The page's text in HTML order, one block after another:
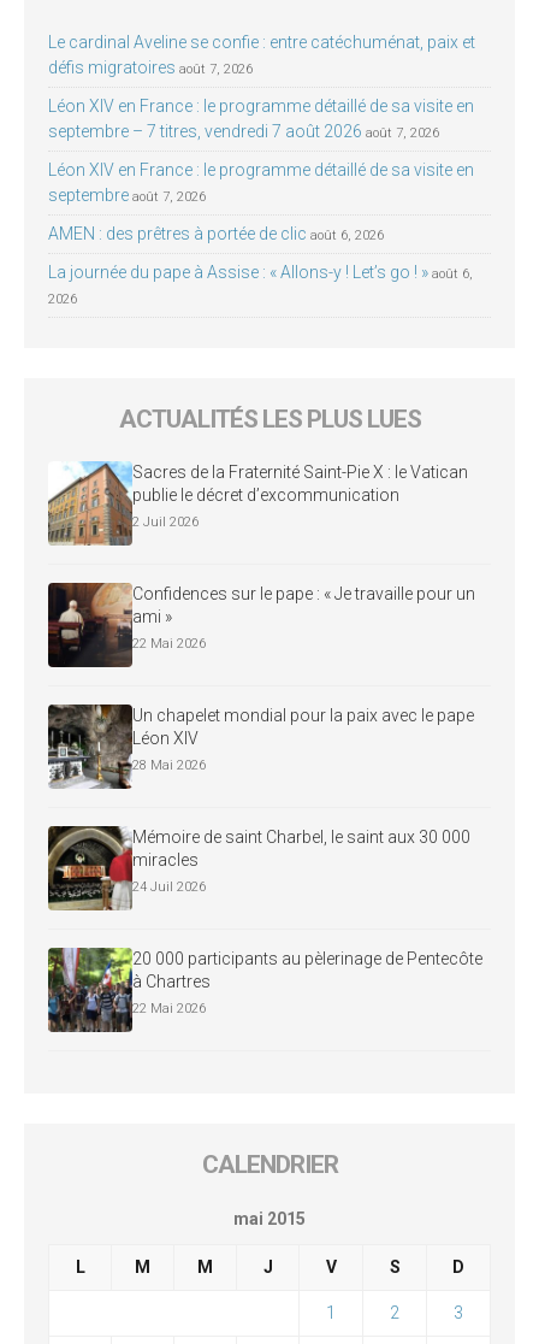
Le cardinal Aveline se confie : entre catéchuménat, paix et
défis migratoires août 7, 2026
Léon XIV en France : le programme détaillé de sa visite en
septembre – 7 titres, vendredi 7 août 2026 août 7, 2026
Léon XIV en France : le programme détaillé de sa visite en
septembre août 7, 2026
AMEN : des prêtres à portée de clic août 6, 2026
La journée du pape à Assise : « Allons-y ! Let’s go ! » août 6,
2026
ACTUALITÉS LES PLUS LUES
Sacres de la Fraternité Saint-Pie X : le Vatican
publie le décret d’excommunication
2 Juil 2026
Confidences sur le pape : « Je travaille pour un
ami »
22 Mai 2026
Un chapelet mondial pour la paix avec le pape
Léon XIV
28 Mai 2026
Mémoire de saint Charbel, le saint aux 30 000
miracles
24 Juil 2026
20 000 participants au pèlerinage de Pentecôte
à Chartres
22 Mai 2026
CALENDRIER
mai 2015
L M M J V S D
1 2 3